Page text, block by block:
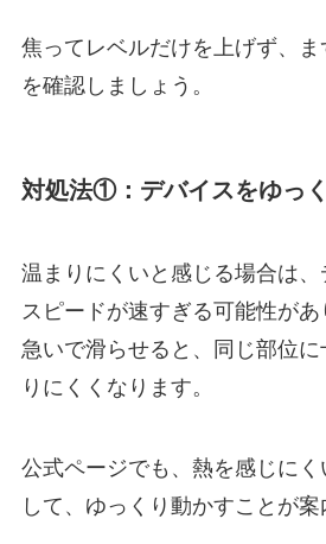
焦ってレベルだけを上げず、
を確認しましょう。
対処法①：デバイスをゆっ
温まりにくいと感じる場合は
スピードが速すぎる可能性が
急いで滑らせると、同じ部位
りにくくなります。
公式ページでも、熱を感じにく
して、ゆっくり動かすことが案